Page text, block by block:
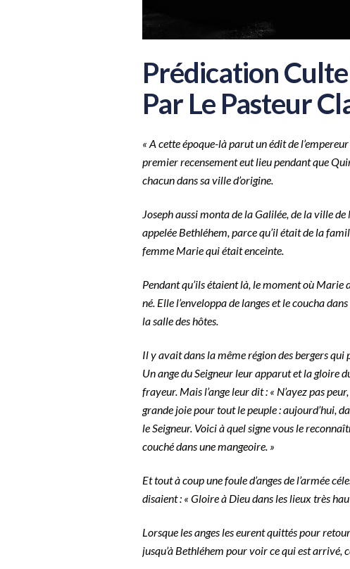
Prédication
Par Le Pasteur
‭‭« A cette époque-là parut un édit de
premier recensement eut lieu pendant que
chacun dans sa ville d’origine.
Joseph aussi monta de la Galilée, de la ville
appelée Bethléhem, parce qu’il était de la
femme Marie qui était enceinte.
Pendant qu’ils étaient là, le moment où
né. Elle l’enveloppa de langes et le coucha
la salle des hôtes.
Il y avait dans la même région des bergers
Un ange du Seigneur leur apparut et la gloire
frayeur. Mais l’ange leur dit : « N’ayez pas
grande joie pour tout le peuple : aujourd’hui,
le Seigneur. Voici à quel signe vous le
couché dans une mangeoire. »
Et tout à coup une foule d’anges de l’armée
disaient : « Gloire à Dieu dans les lieux très
Lorsque les anges les eurent quittés pour
jusqu’à Bethléhem pour voir ce qui est arrivé,